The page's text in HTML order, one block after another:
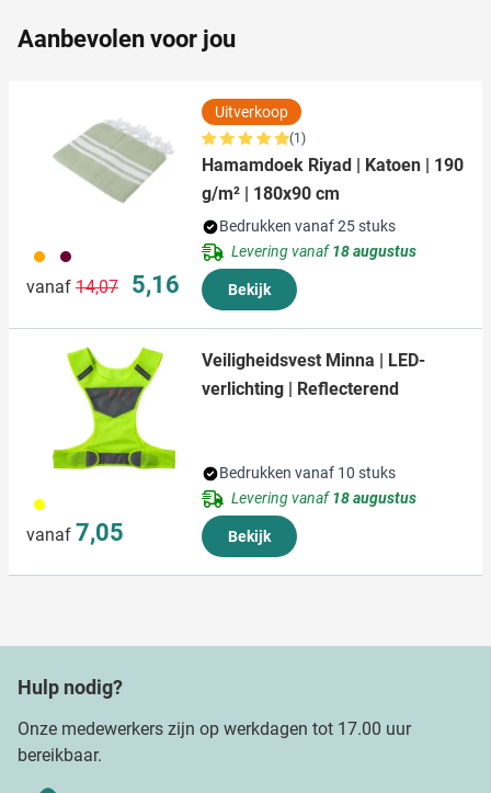
informatie die u aan ze heeft verstrekt of die ze hebben
verzameld op basis van uw gebruik van hun services.
Aanbevolen voor jou
007 010
vanaf Normale prijs
14,07 Speciale prijs
5,16
Uitverkoop
(1)
Hamamdoek Riyad | Katoen | 190
g/m² | 180x90 cm
Bedrukken vanaf 25 stuks
Levering vanaf18 augustus
Bekijk
006
vanaf 7,05
Veiligheidsvest Minna | LED-
verlichting | Reflecterend
Bedrukken vanaf 10 stuks
Levering vanaf18 augustus
Bekijk
Hulp nodig?
Onze medewerkers zijn op werkdagen tot 17.00 uur
bereikbaar.